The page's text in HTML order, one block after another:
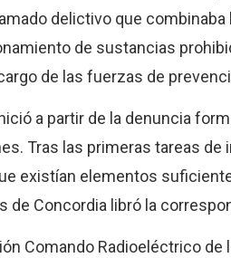
delictivo que
de sustancias
de las fuerzas de
a partir de la denuncia
Tras las primeras tareas
existían elementos
de Concordia libró la
Comando Radioeléctrico